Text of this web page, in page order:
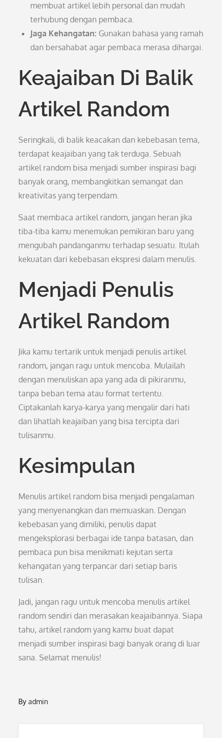
membuat artikel lebih personal dan mudah
terhubung dengan pembaca.
Jaga Kehangatan: Gunakan bahasa yang ramah
dan bersahabat agar pembaca merasa dihargai.
Keajaiban Di Balik
Artikel Random
Seringkali, di balik keacakan dan kebebasan tema,
terdapat keajaiban yang tak terduga. Sebuah
artikel random bisa menjadi sumber inspirasi bagi
banyak orang, membangkitkan semangat dan
kreativitas yang terpendam.
Saat membaca artikel random, jangan heran jika
tiba-tiba kamu menemukan pemikiran baru yang
mengubah pandanganmu terhadap sesuatu. Itulah
kekuatan dari kebebasan ekspresi dalam menulis.
Menjadi Penulis
Artikel Random
Jika kamu tertarik untuk menjadi penulis artikel
random, jangan ragu untuk mencoba. Mulailah
dengan menuliskan apa yang ada di pikiranmu,
tanpa beban tema atau format tertentu.
Ciptakanlah karya-karya yang mengalir dari hati
dan lihatlah keajaiban yang bisa tercipta dari
tulisanmu.
Kesimpulan
Menulis artikel random bisa menjadi pengalaman
yang menyenangkan dan memuaskan. Dengan
kebebasan yang dimiliki, penulis dapat
mengeksplorasi berbagai ide tanpa batasan, dan
pembaca pun bisa menikmati kejutan serta
kehangatan yang terpancar dari setiap baris
tulisan.
Jadi, jangan ragu untuk mencoba menulis artikel
random sendiri dan merasakan keajaibannya. Siapa
tahu, artikel random yang kamu buat dapat
menjadi sumber inspirasi bagi banyak orang di luar
sana. Selamat menulis!
Byadmin